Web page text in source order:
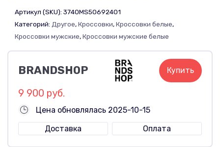
Артикул (SKU): 3740MS50692401
Категорий: Другое,Кроссовки,Кроссовки белые,
Кроссовки мужские,Кроссовки мужские белые
BRANDSHOP Купить
9 900 руб.
Цена обновлялась 2025-10-15
Доставка
Оплата